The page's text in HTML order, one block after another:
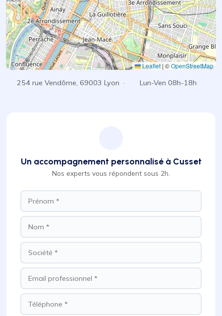
Leaflet|©OpenStreetMap
254 rue Vendôme, 69003 Lyon · Lun-Ven 08h-18h
Un accompagnement personnalisé à Cusset
Nos experts vous répondent sous 2h.